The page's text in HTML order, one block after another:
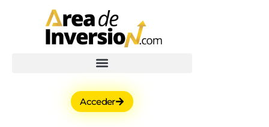
Acceder